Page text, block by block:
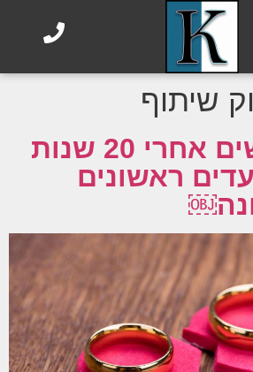
שיתוף
איך מתגרשים אחרי 20 שנות
ראשונים